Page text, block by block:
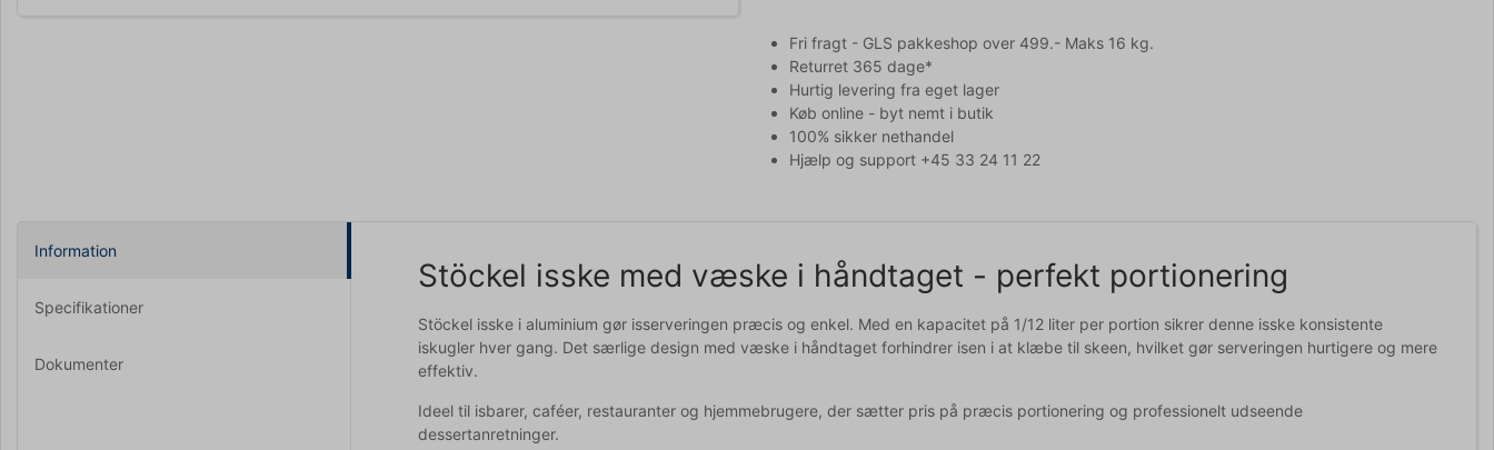
Fri fragt - GLS pakkeshop over 499.- Maks 16 kg.
Returret 365 dage*
Hurtig levering fra eget lager
Køb online - byt nemt i butik
100% sikker nethandel
Hjælp og support +45 33 24 11 22
Information
Specifikationer
Dokumenter
Stöckel isske med væske i håndtaget - perfekt portionering
Stöckel isske i aluminium gør isserveringen præcis og enkel. Med en kapacitet på 1/12 liter per portion sikrer denne isske konsistente
iskugler hver gang. Det særlige design med væske i håndtaget forhindrer isen i at klæbe til skeen, hvilket gør serveringen hurtigere og mere
effektiv.
Ideel til isbarer, caféer, restauranter og hjemmebrugere, der sætter pris på præcis portionering og professionelt udseende
dessertanretninger.